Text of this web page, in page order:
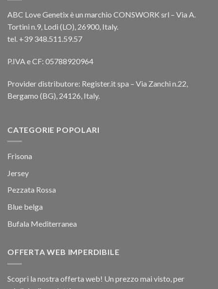
ABC Love Genetix è un marchio CONSWORK srl – Via A.
Tortini n.9, Lodi (LO), 26900, Italy.
tel. +39 348.511.59.57
P.IVA e CF: 05788920964
Provider distributore: Register.it spa – Via Zanchi n.22,
Bergamo (BG), 24126, Italy.
CATEGORIE POPOLARI
Frisona
Jersey
Pezzata Rossa
Blue belga
Bufala Mediterranea
OFFERTA WEB IMPERDIBILE
Scopri la nostra offerta web! Un prezzo mai visto, per